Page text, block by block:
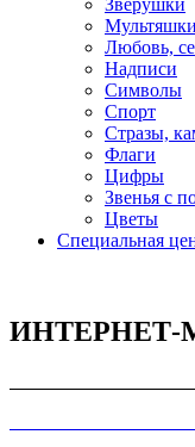
Мультяшки
Любовь,
Надписи
Символы
Спорт
Стразы,
Флаги
Цифры
Звенья с
Цветы
Специальная
ИНТЕРНЕТ-